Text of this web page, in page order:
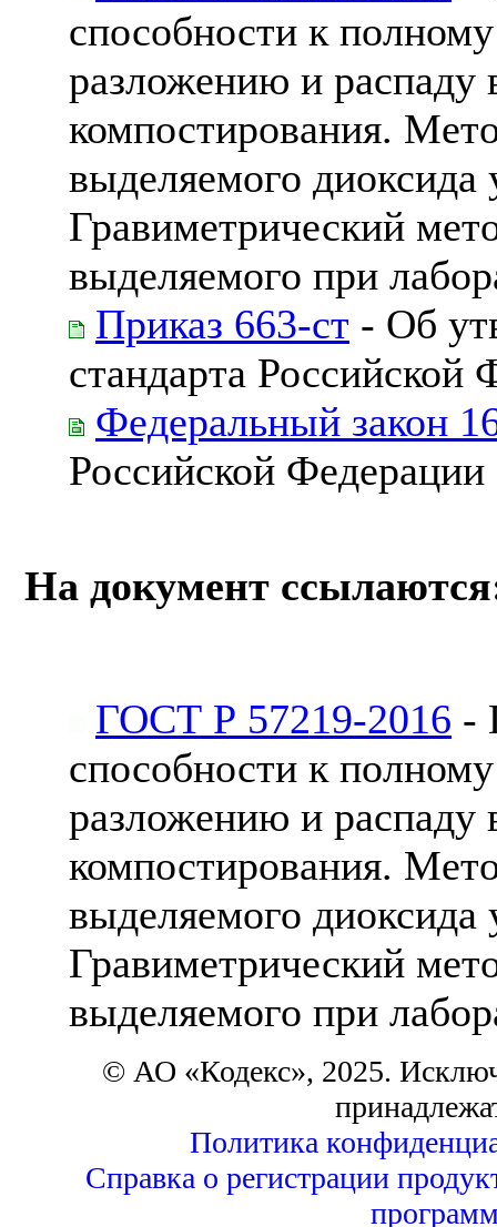
способности к
разложению и распаду
компостирования.
выделяемого диоксида
Гравиметрический
выделяемого при
Приказ 663-ст - Об
стандарта Российской
Федеральный закон
Российской Федерации
На документ
ГОСТ Р 57219-2016 -
способности к
разложению и распаду
компостирования.
выделяемого диоксида
Гравиметрический
выделяемого при
© АО «Кодекс», 2025.
Политика
Справка о регистрации